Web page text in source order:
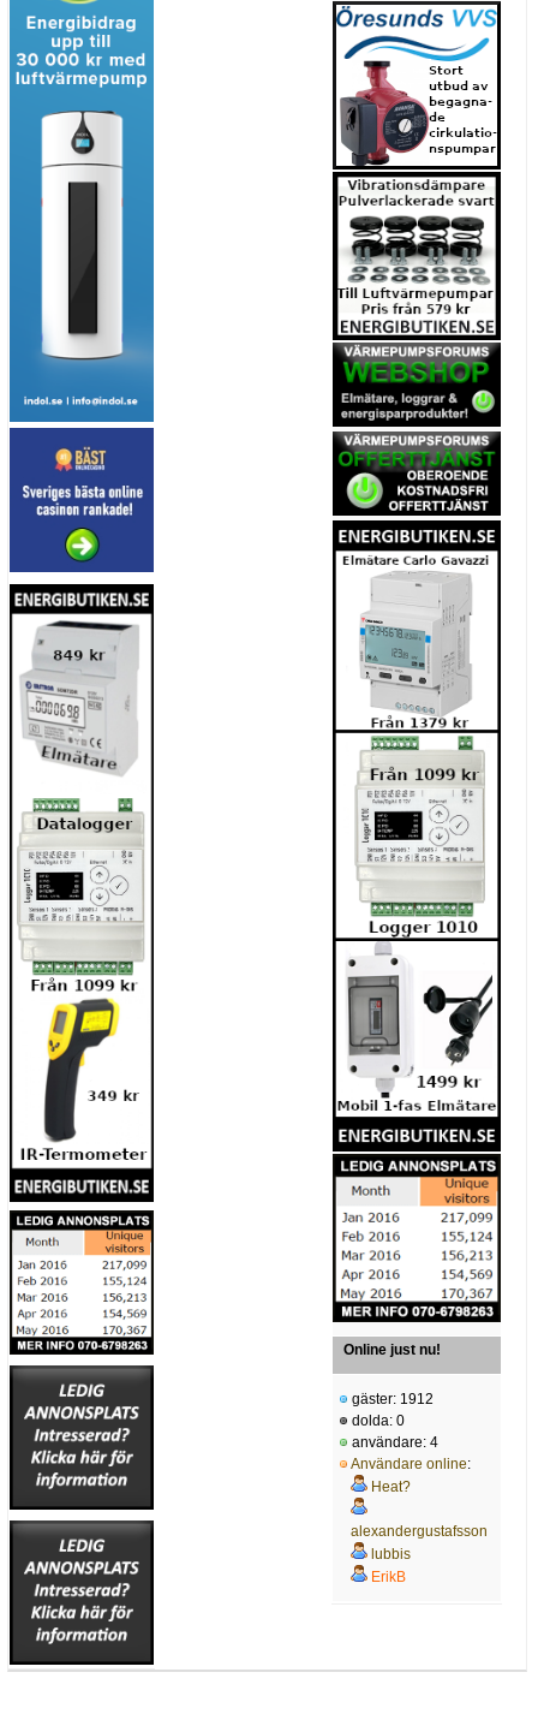
Online just nu!
gäster: 1912
dolda: 0
användare: 4
Användare online:
Heat?
alexandergustafsson
lubbis
ErikB